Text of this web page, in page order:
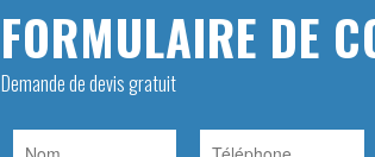
FORMULAIRE DE
Demande de devis gratuit